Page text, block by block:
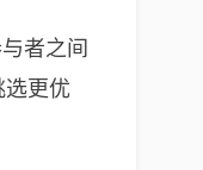
者之间
更优